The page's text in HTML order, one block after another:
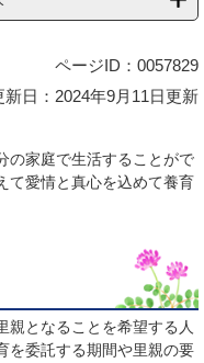
ページID：0057829
新日：2024年9月11日更新
の家庭で生活することがで
て愛情と真心を込めて養育
となることを希望する人
を委託する期間や里親の要